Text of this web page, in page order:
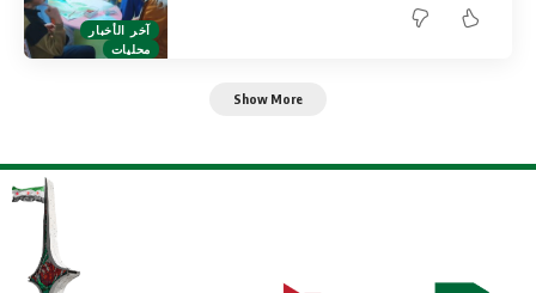
آخر الأخبار
محليات
Show More